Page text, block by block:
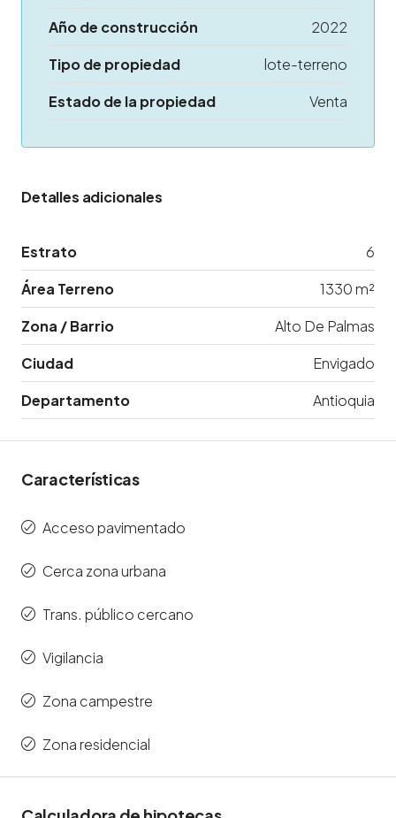
Año de construcción
2022
Tipo de propiedad
lote-terreno
Estado de la propiedad
Venta
Detalles adicionales
Estrato
6
Área Terreno
1330 m²
Zona / Barrio
Alto De Palmas
Ciudad
Envigado
Departamento
Antioquia
Características
Acceso pavimentado
Cerca zona urbana
Trans. público cercano
Vigilancia
Zona campestre
Zona residencial